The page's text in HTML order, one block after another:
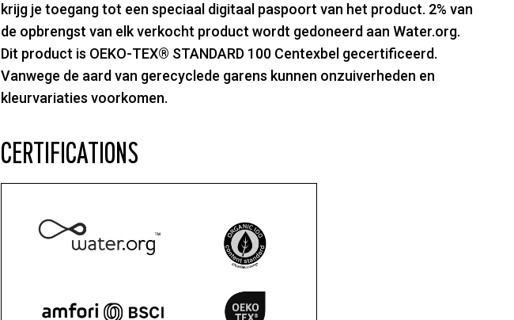
krijg je toegang tot een speciaal digitaal paspoort van het product. 2% van
de opbrengst van elk verkocht product wordt gedoneerd aan Water.org.
Dit product is OEKO-TEX® STANDARD 100 Centexbel gecertificeerd.
Vanwege de aard van gerecyclede garens kunnen onzuiverheden en
kleurvariaties voorkomen.
CERTIFICATIONS